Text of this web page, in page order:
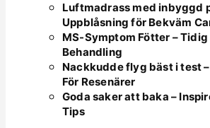
Luftmadrass med inbyggd
Uppblåsning för Bekväm
MS-Symptom Fötter –
Behandling
Nackkudde flyg bäst i test
För Resenärer
Goda saker att baka –
Tips